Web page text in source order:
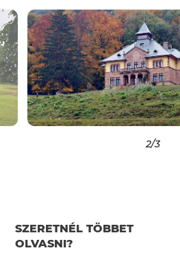
2/3
SZERETNÉL TÖBBET
OLVASNI?